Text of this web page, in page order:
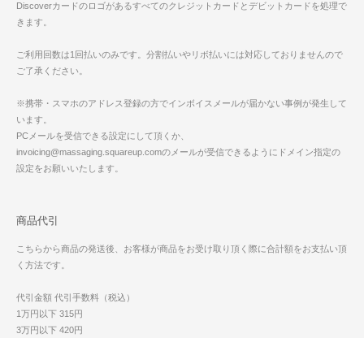
Discoverカードのロゴがあるすべてのクレジットカードとデビットカードを処理で
きます。
ご利用回数は1回払いのみです。分割払いやリボ払いには対応しておりませんので
ご了承ください。
※携帯・スマホのアドレス登録の方でインボイスメールが届かない事例が発生して
います。
PCメールを受信できる設定にして頂くか、
invoicing@massaging.squareup.comのメールが受信できるようにドメイン指定の
設定をお願いいたします。
商品代引
こちらから商品の発送後、お客様が商品をお受け取り頂く際に合計額をお支払い頂
く方法です。
代引金額 代引手数料（税込）
1万円以下 315円
3万円以下 420円